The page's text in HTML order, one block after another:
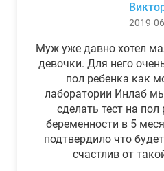
2019-
Муж уже давно хотел
девочки. Для него
пол ребенка как
лаборатории Инлаб
сделать тест на пол
беременности в 5
подтвердило что
счастлив от